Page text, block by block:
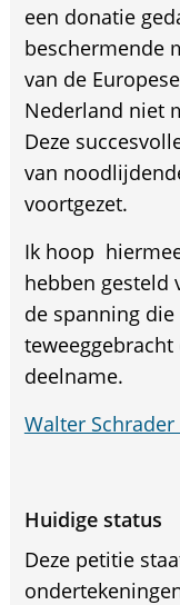
een donatie
beschermende
van de
Nederland niet
Deze
van
voortgezet.
Ik hoop
hebben gesteld
de spanning
deelname.
Walter
Huidige status
Deze petitie